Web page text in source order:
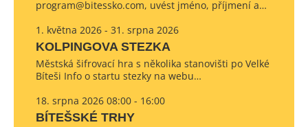
program@bitessko.com, uvést jméno, příjmení a…
1. května 2026 - 31. srpna 2026
KOLPINGOVA STEZKA
Městská šifrovací hra s několika stanovišti po Velké
Bíteši Info o startu stezky na webu…
18. srpna 2026 08:00 - 16:00
BÍTEŠSKÉ TRHY